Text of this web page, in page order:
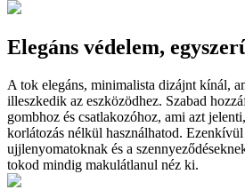
Elegáns védelem,
A tok elegáns, minimalista dizájnt kínál,
illeszkedik az eszközödhez. Szabad
gombhoz és csatlakozóhoz, ami azt
korlátozás nélkül használhatod.
ujjlenyomatoknak és a
tokod mindig makulátlanul néz ki.